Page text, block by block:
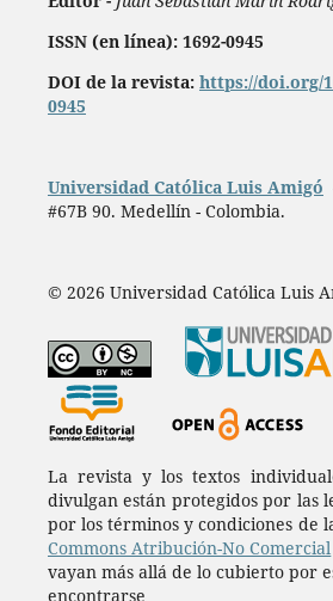
ISSN (en línea): 1692-0945
DOI de la revista: https://doi.org/
0945
Universidad Católica Luis Amigó
#67B 90. Medellín - Colombia.
© 2026 Universidad Católica Luis
La revista y los textos
divulgan están protegidos por las
por los términos y condiciones de
Commons Atribución-No Comercial
vayan más allá de lo cubierto por